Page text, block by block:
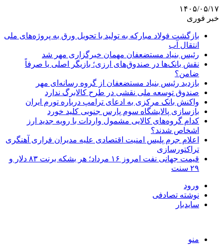
۱۴۰۵/۰۵/۱۷
خبر فوری
بازگشت فولاد مبارکه به تولید با تحویل ورق به پروژه‌های ملی
انتقال آب
رئیس بنیاد مستضعفان مهمان خبرگزاری مهر شد
نقش بانک‌ها در صندوق‌های ارزی؛ بازیگر اصلی یا صرفاً
ضامن؟
بازدید رئیس بنیاد مستضعفان از گروه رسانه‌ای مهر
صندوق توسعه ملی نقشی در طرح کالابرگ ندارد
واکنش بانک مرکزی به ادعای ترامپ درباره تورم ایران
بازسازی پالایشگاه سوم پارس جنوبی کلید خورد
کدام گروه‌های کالایی مشمول واردات با رویه جدید ارز
اشخاص شدند؟
اعلام جرم پلیس امنیت اقتصادی علیه مدیران فراری آهنگری
تراکتورسازی
قیمت جهانی نفت امروز ۱۶ مرداد؛ هر بشکه برنت ۸۳ دلار و
۲۹ سنت
ورود
نوشته تصادفی
سایدبار
منو